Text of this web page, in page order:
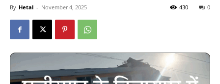
By Hetal - November 4, 2025 0
430